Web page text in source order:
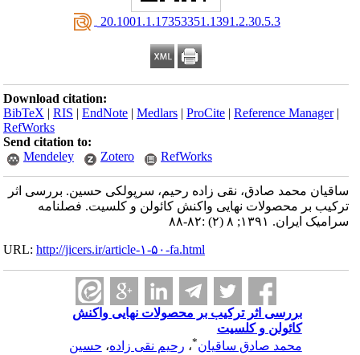
‎ 20.1001.1.17353351.1391.2.30.5.3
Download citation:
BibTeX |RIS |EndNote |Medlars |ProCite |Reference Manager
RefWorks
Send citation to:
Mendeley
Zotero RefWorks
ساقیان محمد صادق، نقی زاده رحیم، سرپولکی حسین. بررسی اثر
ترکیب بر محصولات نهایی واکنش کائولن و کلسیت. فصلنامه
سرامیک ایران. ۱۳۹۱; ۸ (۲) :۸۲-۸۸
URL:http://jicers.ir/article-۱-۵۰-fa.html
بررسی اثر ترکیب بر محصولات نهایی واکنش
کائولن و کلسیت
محمد صادق ساقیان *،رحیم نقی زاده،حسین